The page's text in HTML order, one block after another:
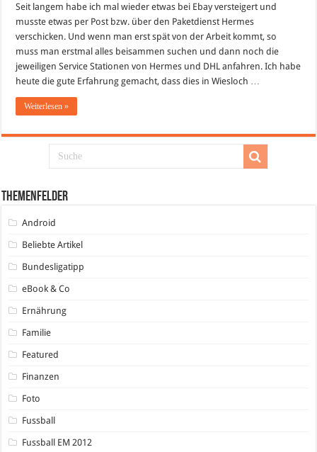
Videoexpress-
Kiosk
in
Wiesloch
Seit langem habe ich mal wieder etwas bei Ebay versteigert und
musste etwas per Post bzw. über den Paketdienst Hermes
verschicken. Und wenn man erst spät von der Arbeit kommt, so
muss man erstmal alles beisammen suchen und dann noch die
jeweiligen Service Stationen von Hermes und DHL anfahren. Ich habe
heute die gute Erfahrung gemacht, dass dies in Wiesloch …
Weiterlesen »
Themenfelder
Android
Beliebte Artikel
Bundesligatipp
eBook & Co
Ernährung
Familie
Featured
Finanzen
Foto
Fussball
Fussball EM 2012